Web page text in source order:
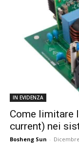
IN EVIDENZA
Come limitare
current) nei
Bosheng Sun -